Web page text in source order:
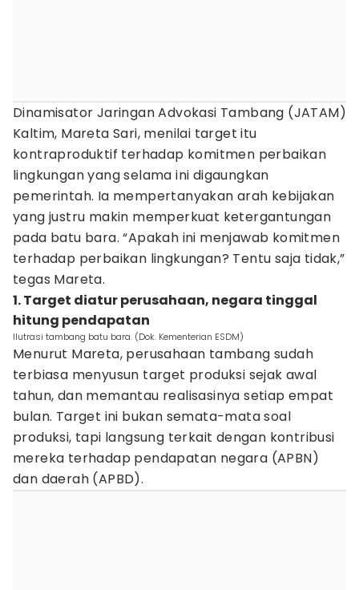
Dinamisator Jaringan Advokasi Tambang (JATAM)
Kaltim, Mareta Sari, menilai target itu
kontraproduktif terhadap komitmen perbaikan
lingkungan yang selama ini digaungkan
pemerintah. Ia mempertanyakan arah kebijakan
yang justru makin memperkuat ketergantungan
pada batu bara. “Apakah ini menjawab komitmen
terhadap perbaikan lingkungan? Tentu saja tidak,”
tegas Mareta.
1. Target diatur perusahaan, negara tinggal
hitung pendapatan
Ilutrasi tambang batu bara. (Dok. Kementerian ESDM)
Menurut Mareta, perusahaan tambang sudah
terbiasa menyusun target produksi sejak awal
tahun, dan memantau realisasinya setiap empat
bulan. Target ini bukan semata-mata soal
produksi, tapi langsung terkait dengan kontribusi
mereka terhadap pendapatan negara (APBN)
dan daerah (APBD).